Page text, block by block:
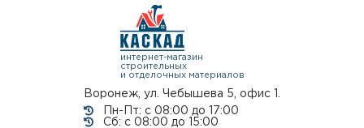
интернет-магазин
строительных
и отделочных материалов
Воронеж, ул. Чебышева 5, офис 1.
Пн-Пт: с 08:00 до 17:00
Сб: с 08:00 до 15:00